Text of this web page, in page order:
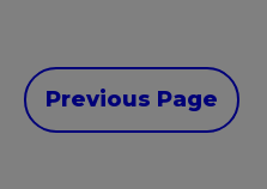
Previous Page